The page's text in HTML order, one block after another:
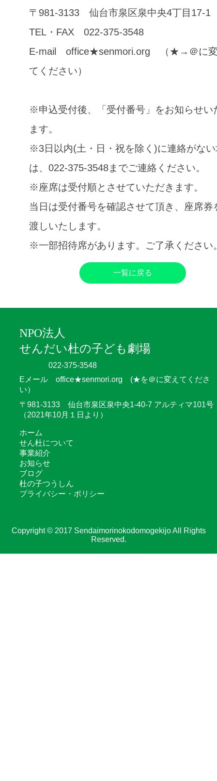
〒981-3133 仙台市泉区泉中央4丁目17-1
TEL・FAX 022-375-3548
E-mail office★senmori.org （★→＠に
てください）
※申込受付後、「受付番号」をお知らせい
ます。
※3日以内(土・日・祝を除く)に連絡がな
は、022-375-3548までご連絡ください。
※座席は受付順とさせていただきます。
当日は受付番号を確認させて頂き、座席券
渡しいたします。
※一部招待席があります。ご了承ください
一覧に戻る
NPO法人
せんだい杜の子ども劇場
022-375-3548
Eメール office★senmori.org (★を＠に変えてくださ
い）
〒981-3133 仙台市泉区泉中央1-40-7 アルティマ101号
（2021年10月１日より）
ホーム
せん杜について
事業紹介
お知らせ
ブログ
杜の子つうしん
プライバシー・ポリシー
Copyright © 2017 Sendaimorinokodomogekijo All Rights
Reserved.